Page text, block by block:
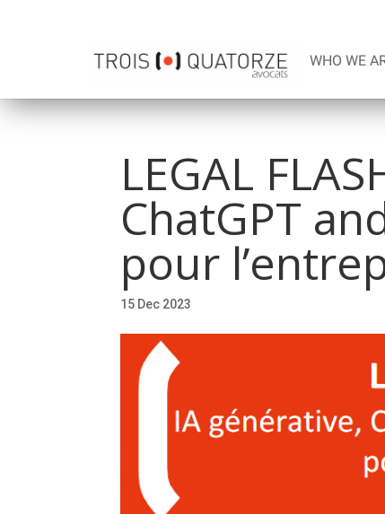
WHO WE
LEGAL
ChatGPT
pour
15 Dec 2023